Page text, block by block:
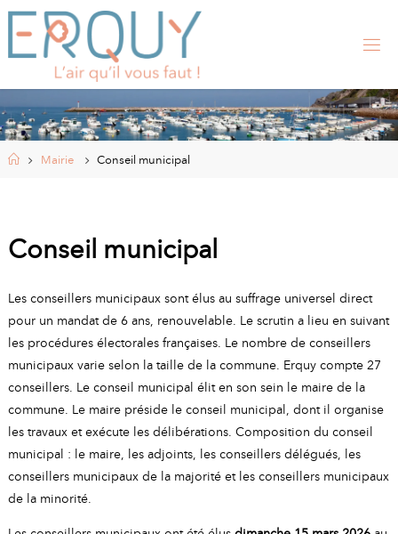
Skip
content
RQ
UY
, SI
C
DE
LA
M
A
RI E
HomeMairie Conseil municipal
Conseil municipal
Les conseillers municipaux sont élus au suffrage universel direct
pour un mandat de 6 ans, renouvelable. Le scrutin a lieu en suivant
les procédures électorales françaises. Le nombre de conseillers
municipaux varie selon la taille de la commune. Erquy compte 27
conseillers. Le conseil municipal élit en son sein le maire de la
commune. Le maire préside le conseil municipal, dont il organise
les travaux et exécute les délibérations. Composition du conseil
municipal : le maire, les adjoints, les conseillers délégués, les
conseillers municipaux de la majorité et les conseillers municipaux
de la minorité.